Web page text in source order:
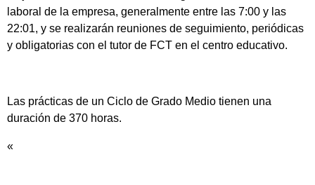
laboral de la empresa, generalmente entre las 7:00 y las
22:01, y se realizarán reuniones de seguimiento, periódicas
y obligatorias con el tutor de FCT en el centro educativo.
Las prácticas de un Ciclo de Grado Medio tienen una
duración de 370 horas.
«